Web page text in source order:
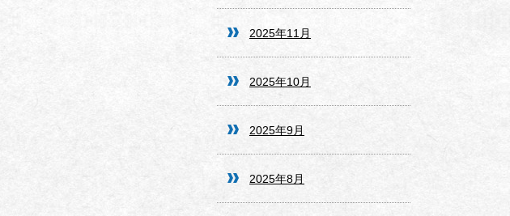
2025年11月
2025年10月
2025年9月
2025年8月